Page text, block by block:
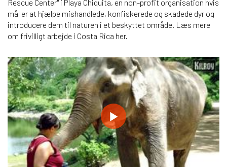
Rescue Center" i Playa Chiquita, en non-profit organisation hvis
mål er at hjælpe mishandlede, konfiskerede og skadede dyr og
introducere dem til naturen i et beskyttet område. Læs mere
om frivilligt arbejde i Costa Rica her.